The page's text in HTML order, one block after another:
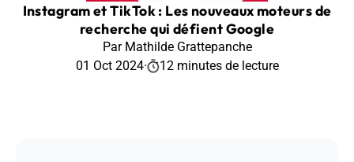
Instagram et TikTok : Les nouveaux moteurs de
recherche qui défient Google
Par Mathilde Grattepanche
01 Oct 2024· 12 minutes de lecture